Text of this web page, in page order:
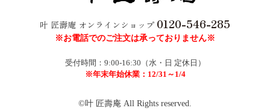
叶 匠壽庵 オンラインショップ 0120-546-285
※お電話でのご注文は承っておりません※
受付時間：9:00-16:30（水・日 定休日）
※年末年始休業：12/31～1/4
©叶 匠壽庵 All Rights reserved.